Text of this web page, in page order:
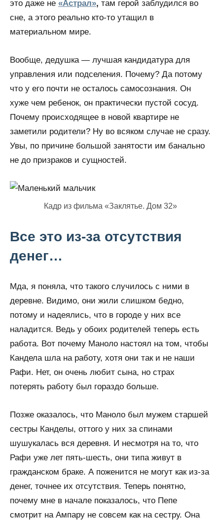
это даже не «Астрал», там герой заблудился во
сне, а этого реально кто-то утащил в
материальном мире.
Вообще, дедушка — лучшая кандидатура для
управления или подселения. Почему? Да потому
что у его почти не осталось самосознания. Он
хуже чем ребенок, он практически пустой сосуд.
Почему происходящее в новой квартире не
заметили родители? Ну во всяком случае не сразу.
Увы, по причине большой занятости им банально
не до призраков и сущностей.
Кадр из фильма «Заклятье. Дом 32»
Все это из-за отсутствия
денег…
Мда, я поняла, что такого случилось с ними в
деревне. Видимо, они жили слишком бедно,
потому и надеялись, что в городе у них все
наладится. Ведь у обоих родителей теперь есть
работа. Вот почему Маноло настоял на том, чтобы
Кандела шла на работу, хотя они так и не наши
Рафи. Нет, он очень любит сына, но страх
потерять работу был гораздо больше.
Позже оказалось, что Маноло был мужем старшей
сестры Канделы, оттого у них за спинами
шушукалась вся деревня. И несмотря на то, что
Рафи уже лет пять-шесть, они типа живут в
гражданском браке. А поженится не могут как из-за
денег, точнее их отсутствия. Теперь понятно,
почему мне в начале показалось, что Пепе
смотрит на Ампару не совсем как на сестру. Она